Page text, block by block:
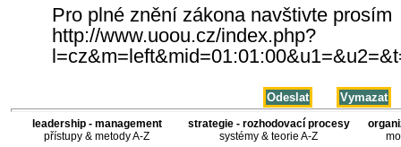
Pro plné znění zákona navštivte prosím
http://www.uoou.cz/index.php?
leadership - management strategie - rozhodovací procesy
přístupy & metody A-Z
systémy & teorie A-Z